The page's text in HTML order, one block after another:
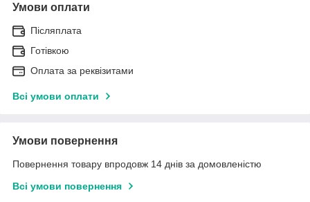
Умови оплати
Післяплата
Готівкою
Оплата за реквізитами
Всі умови оплати
Умови повернення
Повернення товару впродовж 14 днів за домовленістю
Всі умови повернення